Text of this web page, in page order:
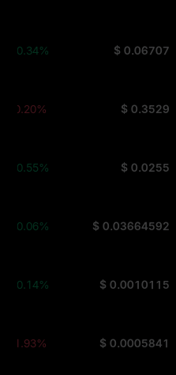
$ 0.06707
+0.34%
$ 0.3529
-0.20%
$ 0.0255
+0.55%
$ 0.03664592
+0.06%
$ 0.0010115
+0.14%
$ 0.0005841
-1.93%